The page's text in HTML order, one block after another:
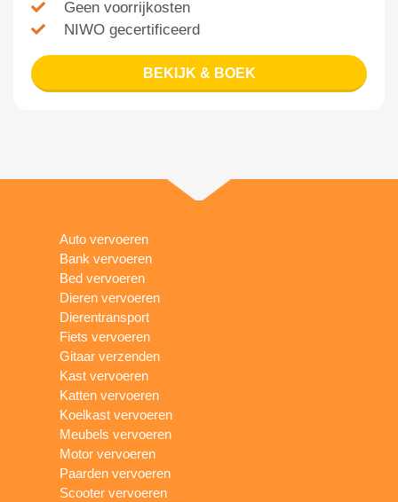
Geen voorrijkosten
NIWO gecertificeerd
BEKIJK & BOEK
Auto vervoeren
Bank vervoeren
Bed vervoeren
Dieren vervoeren
Dierentransport
Fiets vervoeren
Gitaar verzenden
Kast vervoeren
Katten vervoeren
Koelkast vervoeren
Meubels vervoeren
Motor vervoeren
Paarden vervoeren
Scooter vervoeren